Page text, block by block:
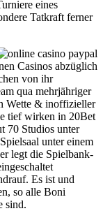
eines
Tatkraft ferner
Casinos abzüglich
von ihr
qua mehrjähriger
Wette & inoffizieller
tief wirken in 20Bet
70 Studios unter
unter einem
legt die Spielbank-
Es ist und
so alle Boni
sind.